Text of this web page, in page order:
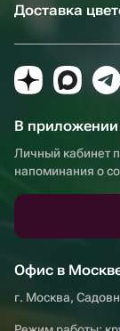
Доставка
В
Личный кабинет
напоминания о
Офис в
г. Москва,